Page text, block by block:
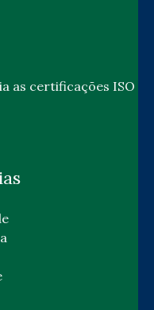
as certificações ISO